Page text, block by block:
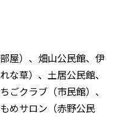
屋）、畑山公民館、伊
な草）、土居公民館、
ごクラブ（市民館）、
めサロン（赤野公民